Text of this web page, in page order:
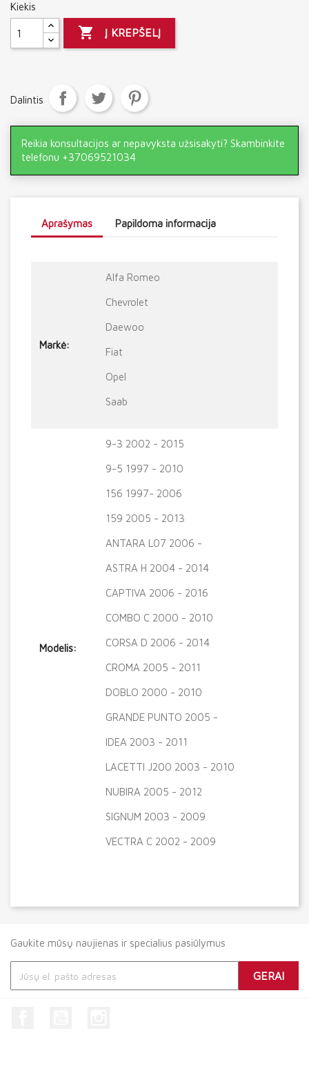
Kiekis
 Į KREPŠELĮ
Dalintis
Reikia konsultacijos ar nepavyksta užsisakyti? Skambinkite
telefonu +37069521034
Aprašymas Papildoma informacija
Markė:
Alfa Romeo
Chevrolet
Daewoo
Fiat
Opel
Saab
Modelis:
9-3 2002 - 2015
9-5 1997 - 2010
156 1997- 2006
159 2005 - 2013
ANTARA L07 2006 -
ASTRA H 2004 - 2014
CAPTIVA 2006 - 2016
COMBO C 2000 - 2010
CORSA D 2006 - 2014
CROMA 2005 - 2011
DOBLO 2000 - 2010
GRANDE PUNTO 2005 -
IDEA 2003 - 2011
LACETTI J200 2003 - 2010
NUBIRA 2005 - 2012
SIGNUM 2003 - 2009
VECTRA C 2002 - 2009
Gaukite mūsų naujienas ir specialius pasiūlymus